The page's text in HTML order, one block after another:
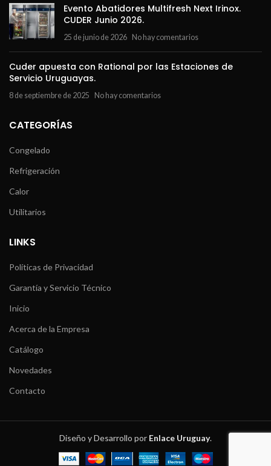
Evento Abatidores Multifresh Next Irinox.
CUDER Junio 2026.
25 de junio de 2026 No hay comentarios
Cuder apuesta con Rational por las Estaciones de
Servicio Uruguayas.
8 de septiembre de 2025 No hay comentarios
CATEGORÍAS
Congelado
Refrigeración
Calor
Utilitarios
LINKS
Políticas de Privacidad
Garantía y Servicio Técnico
Inicio
Acerca de la Empresa
Catálogo
Novedades
Contacto
Diseño y Desarrollo por Enlace Uruguay.